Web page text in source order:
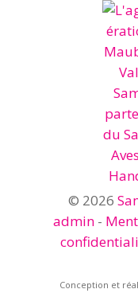
© 2026
admin -
Conception et